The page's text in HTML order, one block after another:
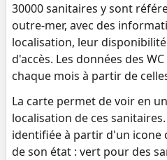
30000 sanitaires y sont
outre-mer, avec des
localisation, leur
d'accès. Les données des
chaque mois à partir de
La carte permet de voir en
localisation de ces
identifiée à partir d'un icone
de son état : vert pour des